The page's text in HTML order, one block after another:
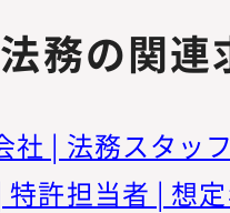
法務の関連
許担当者 | 想